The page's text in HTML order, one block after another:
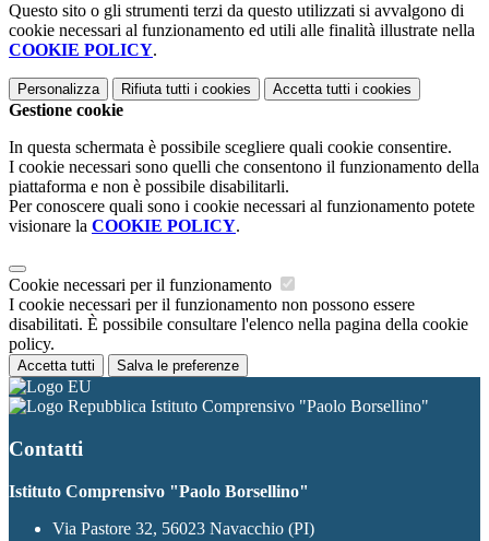
Questo sito o gli strumenti terzi da questo utilizzati si avvalgono di
cookie necessari al funzionamento ed utili alle finalità illustrate nella
COOKIE POLICY.
Personalizza Rifiuta tutti i cookies Accetta tutti i cookies
Gestione cookie
In questa schermata è possibile scegliere quali cookie consentire.
I cookie necessari sono quelli che consentono il funzionamento della
piattaforma e non è possibile disabilitarli.
Per conoscere quali sono i cookie necessari al funzionamento potete
visionare la COOKIE POLICY.
Cookie necessari per il funzionamento
I cookie necessari per il funzionamento non possono essere
disabilitati. È possibile consultare l'elenco nella pagina della cookie
policy.
Accetta tutti Salva le preferenze
Istituto Comprensivo "Paolo Borsellino"
Contatti
Istituto Comprensivo "Paolo Borsellino"
Via Pastore 32, 56023 Navacchio (PI)